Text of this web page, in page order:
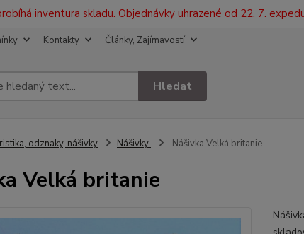
inventura skladu. Objednávky uhrazené od 22. 7.
Kontakty Články, Zajímavostí
Hledat
odznaky, nášivky Nášivky Nášivka Velká britanie
Velká britanie